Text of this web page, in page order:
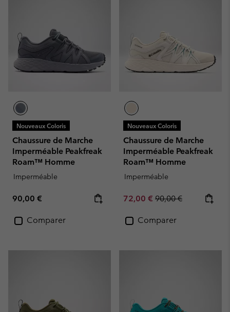
Nouveaux Coloris
Chaussure de Marche
Imperméable Peakfreak
Roam™ Homme
Imperméable
Regular price:
90,00 €
Comparer
Nouveaux Coloris
Chaussure de Marche
Imperméable Peakfreak
Roam™ Homme
Imperméable
Sale price:
72,00 € Regular price:
90,00 €
Comparer